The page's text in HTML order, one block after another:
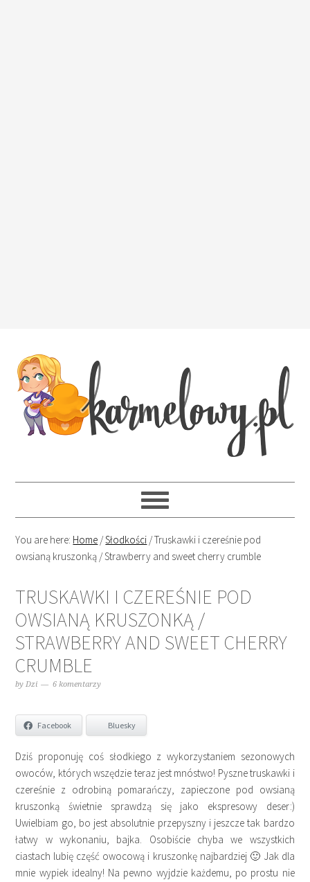
You are here: Home /Słodkości /Truskawki i czereśnie pod
owsianą kruszonką / Strawberry and sweet cherry crumble
TRUSKAWKI I CZEREŚNIE POD
OWSIANĄ KRUSZONKĄ /
STRAWBERRY AND SWEET CHERRY
CRUMBLE
byDzi 6 komentarzy
Facebook Bluesky
Dziś proponuję coś słodkiego z wykorzystaniem sezonowych
owoców, których wszędzie teraz jest mnóstwo! Pyszne truskawki i
czereśnie z odrobiną pomarańczy, zapieczone pod owsianą
kruszonką świetnie sprawdzą się jako ekspresowy deser:)
Uwielbiam go, bo jest absolutnie przepyszny i jeszcze tak bardzo
łatwy w wykonaniu, bajka. Osobiście chyba we wszystkich
ciastach lubię część owocową i kruszonkę najbardziej 🙂 Jak dla
mnie wypiek idealny! Na pewno wyjdzie każdemu, po prostu nie